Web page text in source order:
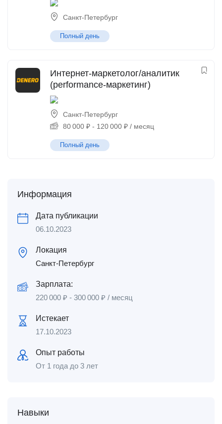
Санкт-Петербург
Полный день
Интернет-маркетолог/аналитик
(performance-маркетинг)
Санкт-Петербург
80 000 ₽ - 120 000 ₽ / месяц
Полный день
Информация
Дата публикации
06.10.2023
Локация
Санкт-Петербург
Зарплата:
220 000 ₽ - 300 000 ₽ / месяц
Истекает
17.10.2023
Опыт работы
От 1 года до 3 лет
Навыки